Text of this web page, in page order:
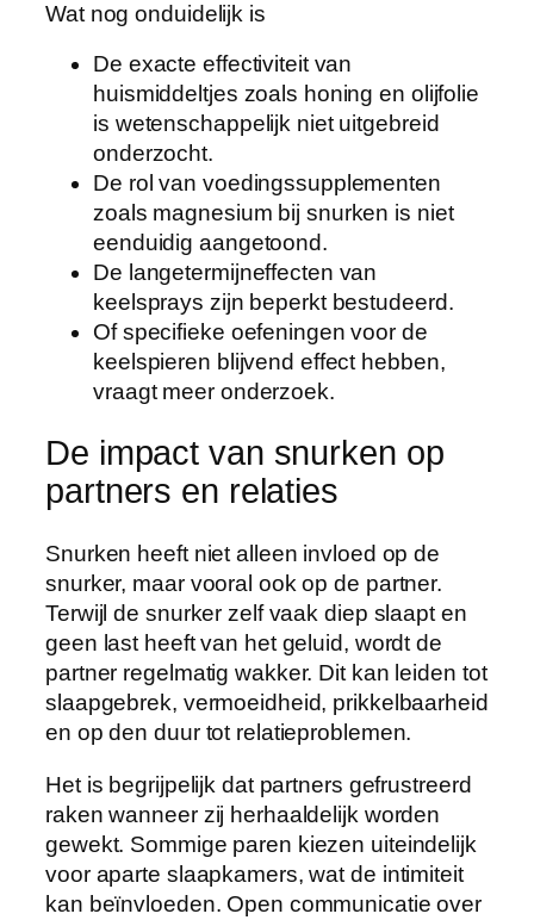
Wat nog onduidelijk is
De exacte effectiviteit van
huismiddeltjes zoals honing en olijfolie
is wetenschappelijk niet uitgebreid
onderzocht.
De rol van voedingssupplementen
zoals magnesium bij snurken is niet
eenduidig aangetoond.
De langetermijneffecten van
keelsprays zijn beperkt bestudeerd.
Of specifieke oefeningen voor de
keelspieren blijvend effect hebben,
vraagt meer onderzoek.
De impact van snurken op
partners en relaties
Snurken heeft niet alleen invloed op de
snurker, maar vooral ook op de partner.
Terwijl de snurker zelf vaak diep slaapt en
geen last heeft van het geluid, wordt de
partner regelmatig wakker. Dit kan leiden tot
slaapgebrek, vermoeidheid, prikkelbaarheid
en op den duur tot relatieproblemen.
Het is begrijpelijk dat partners gefrustreerd
raken wanneer zij herhaaldelijk worden
gewekt. Sommige paren kiezen uiteindelijk
voor aparte slaapkamers, wat de intimiteit
kan beïnvloeden. Open communicatie over